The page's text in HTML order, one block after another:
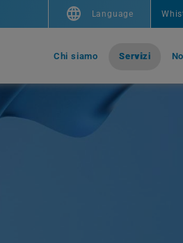
Language
Chi siamo Servizi